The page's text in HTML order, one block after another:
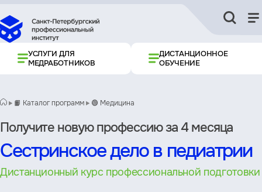
УСЛУГИ ДЛЯ
МЕДРАБОТНИКОВ
ДИСТАНЦИОННОЕ
ОБУЧЕНИЕ
📙 Каталог программ 🟢 Медицина
Получите новую профессию за 4 месяца
Сестринское дело в педиатрии
Дистанционный курс профессиональной подготовки